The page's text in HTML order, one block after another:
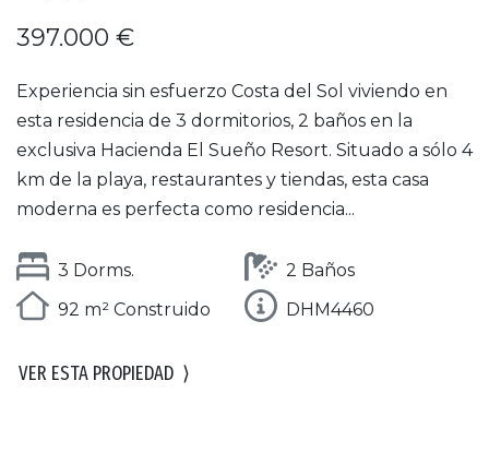
397.000 €
Experiencia sin esfuerzo Costa del Sol viviendo en
esta residencia de 3 dormitorios, 2 baños en la
exclusiva Hacienda El Sueño Resort. Situado a sólo 4
km de la playa, restaurantes y tiendas, esta casa
moderna es perfecta como residencia...
3 Dorms.
2 Baños
92 m² Construido
DHM4460
VER ESTA PROPIEDAD ⟩